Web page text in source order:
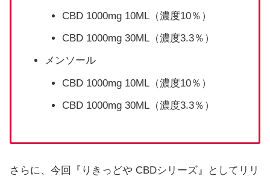
CBD 1000mg 10ML（濃度10％）
CBD 1000mg 30ML（濃度3.3％）
メンソール
CBD 1000mg 10ML（濃度10％）
CBD 1000mg 30ML（濃度3.3％）
さらに、今回『りきっどや CBDシリーズ』としてリリ